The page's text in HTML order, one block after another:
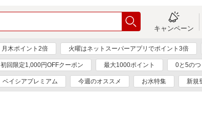
キャンペーン
月木ポイント2倍 火曜はネットスーパーアプリでポイント3倍
初回限定1,000円OFFクーポン 最大1000ポイント 0と5の
ベイシアプレミアム 今週のオススメ お水特集 新規